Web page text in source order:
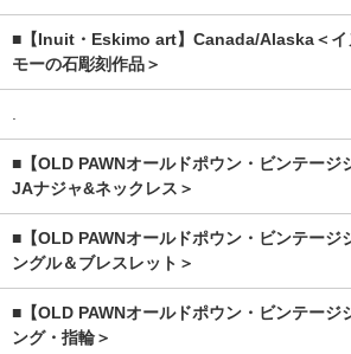
■【Inuit・Eskimo art】Canada/Alaska＜イ
モーの石彫刻作品＞
■【OLD PAWNオールドポウン・ビンテージ
JAナジャ&ネックレス＞
■【OLD PAWNオールドポウン・ビンテージ
ングル＆ブレスレット＞
■【OLD PAWNオールドポウン・ビンテージ
ング・指輪＞